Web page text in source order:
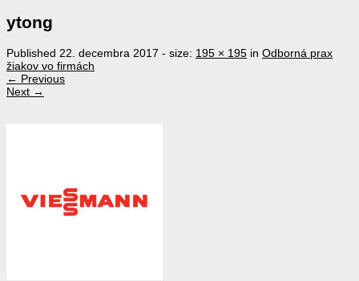
ytong
Published 22. decembra 2017 - size: 195 × 195 in Odborná prax
žiakov vo firmách
← Previous
Next →